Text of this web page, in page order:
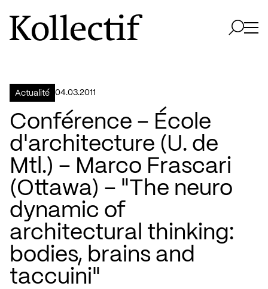
Aller à la page d'accueil
Logo Kollectif
Actualité 04.03.2011
Conférence – École
d'architecture (U. de
Mtl.) – Marco Frascari
(Ottawa) – "The neuro
dynamic of
architectural thinking:
bodies, brains and
taccuini"